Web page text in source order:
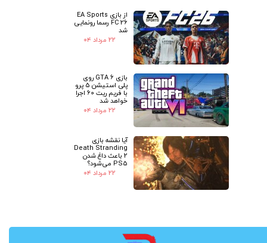
از بازی EA Sports
FC 26 رسما رونمایی
شد
۲۲ مرداد ۰۴
بازی GTA 6 روی
پلی استیشن 5 پرو
با فریم ریت 60 اجرا
خواهد شد
۲۲ مرداد ۰۴
آیا نقشه بازی
Death Stranding
2 باعث داغ شدن
PS5 می‌شود؟
۲۲ مرداد ۰۴